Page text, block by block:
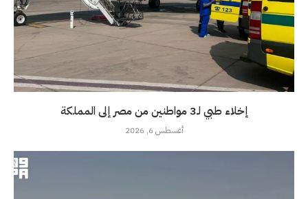
إخلاء طبي لـ3 مواطنين من مصر إلى المملكة
أغسطس 6, 2026